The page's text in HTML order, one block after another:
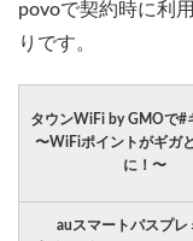
povoで契約時に利
りです。
タウンWiFi by GMOで#
〜WiFiポイントがギガ
に！〜
auスマートパスプレ